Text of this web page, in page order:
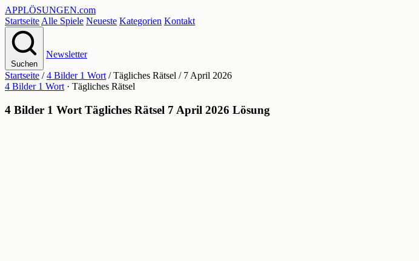
APPLÖSUNGEN.com
Startseite Alle Spiele Neueste Kategorien Kontakt
Suchen
Newsletter
Startseite / 4 Bilder 1 Wort / Tägliches Rätsel / 7 April 2026
4 Bilder 1 Wort · Tägliches Rätsel
4 Bilder 1 Wort Tägliches Rätsel 7 April 2026 Lösung